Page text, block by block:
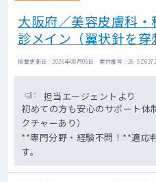
大阪府／美容皮膚科
診メイン（翼状針を穿
掲載更新日 : 2026年08月06日 案件番号 : 26-
担当エージェントより
初めての方も安心のサポート体
クチャーあり）
**専門分野・経験不問！**適応
す。